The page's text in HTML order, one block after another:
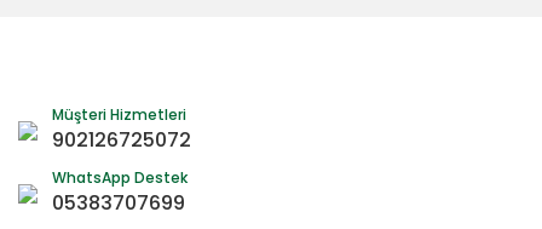
Müşteri Hizmetleri
902126725072
WhatsApp Destek
05383707699